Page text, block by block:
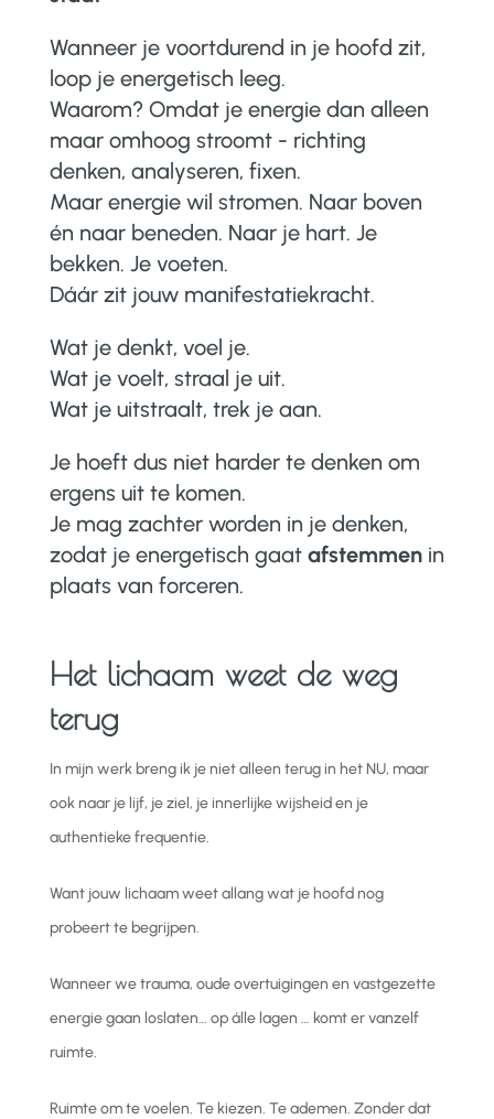
Wanneer je voortdurend in je hoofd zit,
loop je energetisch leeg.
Waarom? Omdat je energie dan alleen
maar omhoog stroomt - richting
denken, analyseren, fixen.
Maar energie wil stromen. Naar boven
én naar beneden. Naar je hart. Je
bekken. Je voeten.
Dáár zit jouw manifestatiekracht.
Wat je denkt, voel je.
Wat je voelt, straal je uit.
Wat je uitstraalt, trek je aan.
Je hoeft dus niet harder te denken om
ergens uit te komen.
Je mag zachter worden in je denken,
zodat je energetisch gaat afstemmenin
plaats van forceren.
Het lichaam weet de weg
terug
In mijn werk breng ik je niet alleen terug in het NU, maar
ook naar je lijf, je ziel, je innerlijke wijsheid en je
authentieke frequentie.
Want jouw lichaam weet allang wat je hoofd nog
probeert te begrijpen.
Wanneer we trauma, oude overtuigingen en vastgezette
energie gaan loslaten… op álle lagen … komt er vanzelf
ruimte.
Ruimte om te voelen. Te kiezen. Te ademen. Zonder dat